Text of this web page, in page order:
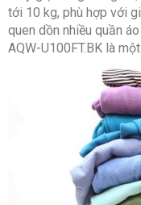
tới 10 kg, phù hợp với
quen dồn nhiều quần
AQW-U100FT.BK là